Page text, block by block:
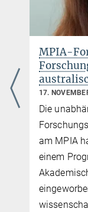
MPIA-
17.
Die
am MPIA
einem